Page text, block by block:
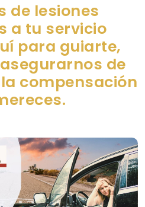
de lesiones
a tu servicio
para guiarte,
de
compensación